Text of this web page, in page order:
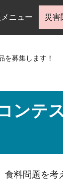
ニュー 災害
を募集します！
ンテ
料問題を考